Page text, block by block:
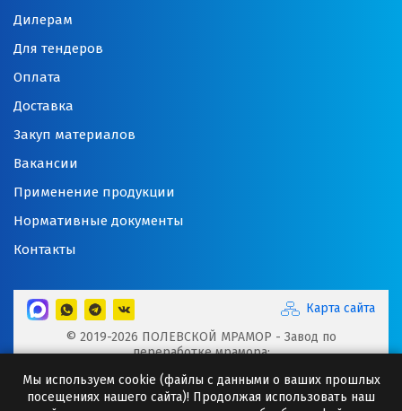
Дилерам
Для тендеров
Оплата
Доставка
Закуп материалов
Вакансии
Применение продукции
Нормативные документы
Контакты
Карта сайта
© 2019-2026 ПОЛЕВСКОЙ МРАМОР - Завод по
переработке мрамора:
Минеральные порошки, Добавки для буровых растворов
Мы используем cookie (файлы с данными о ваших прошлых
посещениях нашего сайта)! Продолжая использовать наш